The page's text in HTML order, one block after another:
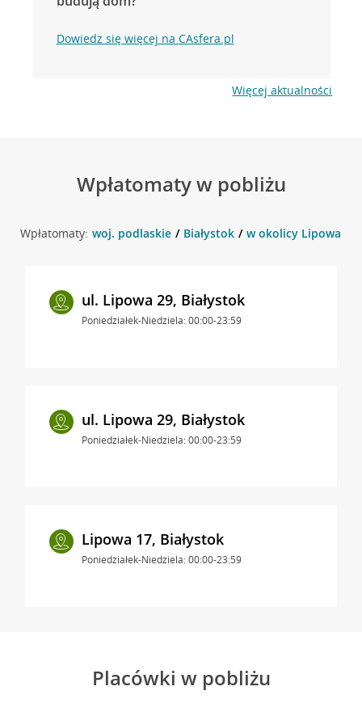
Dowiedz się więcej na CAsfera.pl
Więcej aktualności
Wpłatomaty w pobliżu
Wpłatomaty: woj. podlaskie Białystok w okolicy Lipowa 37
ul. Lipowa 29, Białystok
Poniedziałek-Niedziela: 00:00-23:59
ul. Lipowa 29, Białystok
Poniedziałek-Niedziela: 00:00-23:59
Lipowa 17, Białystok
Poniedziałek-Niedziela: 00:00-23:59
Placówki w pobliżu